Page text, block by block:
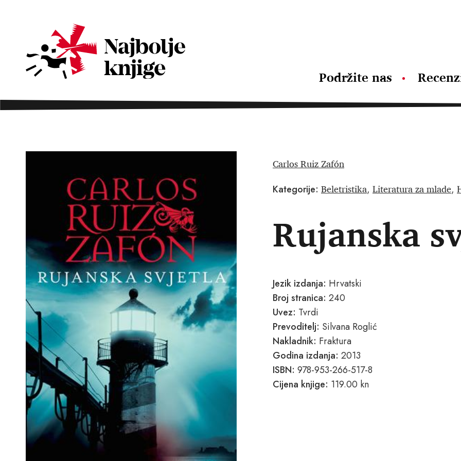
Podržite nas
Carlos Ruiz Zafón
Kategorije: Beletristika, Literatura za mlade,
Rujanska
Jezik izdanja: Hrvatski
Broj stranica: 240
Uvez: Tvrdi
Prevoditelj: Silvana Roglić
Nakladnik: Fraktura
Godina izdanja: 2013
ISBN: 978-953-266-517-8
Cijena knjige: 119.00 kn